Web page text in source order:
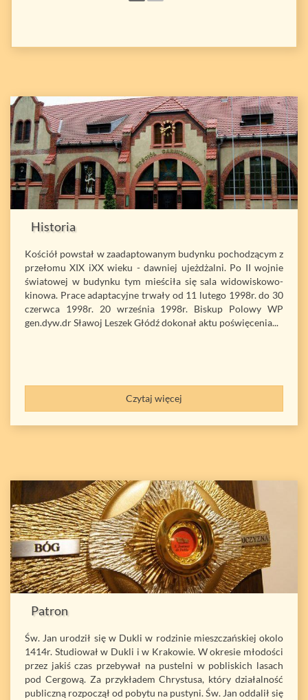
Historia
Kościół powstał w zaadaptowanym budynku pochodzącym z
przełomu XIX iXX wieku - dawniej ujeżdżalni. Po II wojnie
światowej w budynku tym mieściła się sala widowiskowo-
kinowa. Prace adaptacyjne trwały od 11 lutego 1998r. do 30
czerwca 1998r. 20 września 1998r. Biskup Polowy WP
gen.dyw.dr Sławoj Leszek Głódź dokonał aktu poświęcenia...
Czytaj więcej
Patron
Św. Jan urodził się w Dukli w rodzinie mieszczańskiej okolo
1414r. Studiował w Dukli i w Krakowie. W okresie młodości
przez jakiś czas przebywał na pustelni w pobliskich lasach
pod Cergową. Za przykładem Chrystusa, który działalność
publiczną rozpoczął od pobytu na pustyni. Św. Jan oddalił się